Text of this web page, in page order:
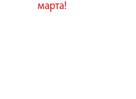
марта!